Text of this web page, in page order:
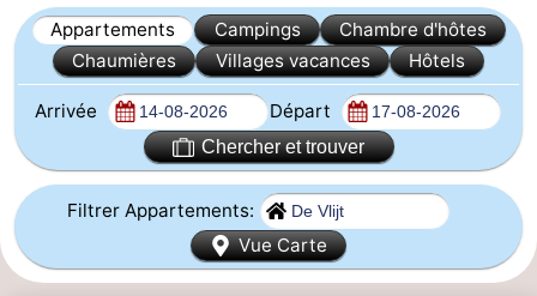
Avec
les
enfants
Villages
-
Den
Burg
-
Den
-
Appartements Campings
Chambre d'hôtes
Chaumières
Villages vacances Hôtels
Arrivée Départ
Chercher et trouver
Filtrer Appartements:
Vue Carte